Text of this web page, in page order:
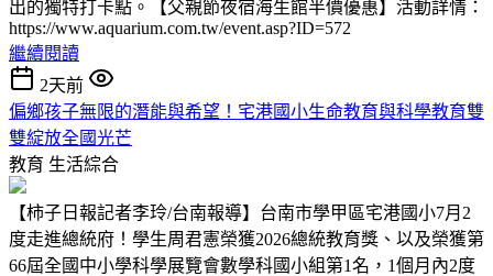
出的獨特打卡點。【父親節夜宿海生館半價優惠】活動詳情：
https://www.aquarium.com.tw/event.asp?ID=572
繼續閱讀
2天前
偏鄉孩子無限的潛能與希望！宅港國小生命教育與科學教育雙
雙綻放全國光芒
教育 生活綜合
【柿子日報記者李玲/台南報導】台南市學甲區宅港國小7月2
度走進總統府！學生周君憲榮獲2026總統教育獎、以及榮獲第
66屆全國中小學科學展覽會數學科國小組第1名，1個月內2度